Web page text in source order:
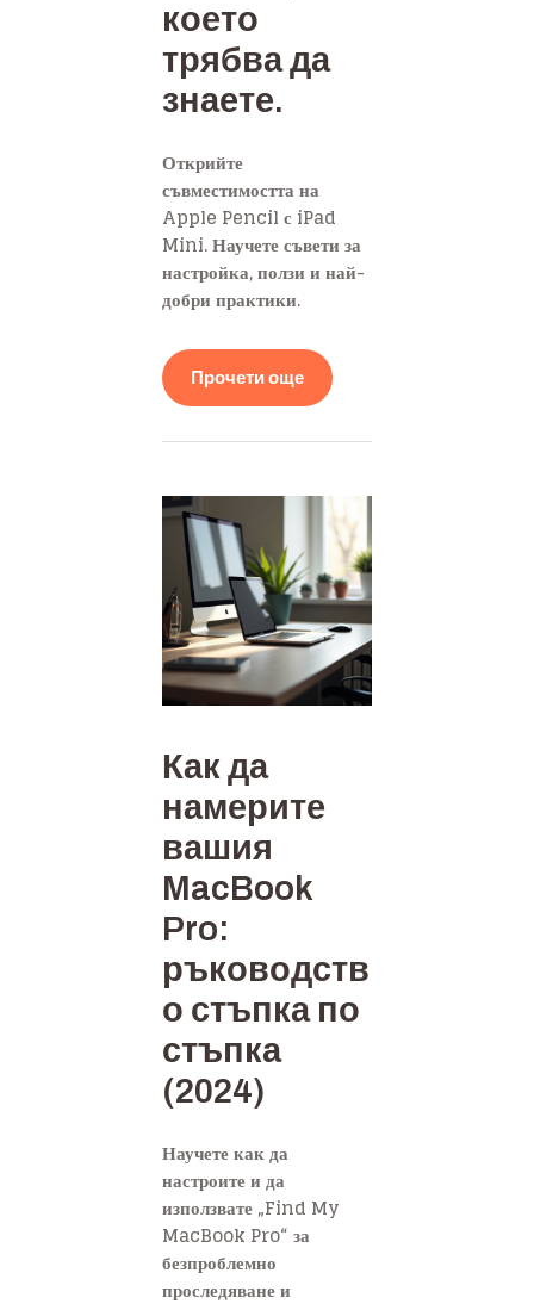
което
трябва да
знаете.
Открийте
съвместимостта на
Apple Pencil с iPad
Mini. Научете съвети за
настройка, ползи и най-
добри практики.
Прочети още
Как да
намерите
вашия
MacBook
Pro:
ръководств
о стъпка по
стъпка
(2024)
Научете как да
настроите и да
използвате „Find My
MacBook Pro“ за
безпроблемно
проследяване и